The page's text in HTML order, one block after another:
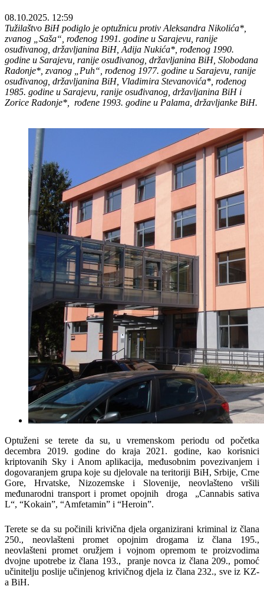
08.10.2025. 12:59
Tužilaštvo BiH podiglo je optužnicu protiv Aleksandra Nikolića*,
zvanog „Saša“, rođenog 1991. godine u Sarajevu, ranije
osuđivanog, državljanina BiH, Adija Nukića*, rođenog 1990.
godine u Sarajevu, ranije osuđivanog, državljanina BiH, Slobodana
Radonje*, zvanog „Puh“, rođenog 1977. godine u Sarajevu, ranije
osuđivanog, državljanina BiH, Vladimira Stevanovića*, rođenog
1985. godine u Sarajevu, ranije osuđivanog, državljanina BiH i
Zorice Radonje*, rođene 1993. godine u Palama, državljanke BiH.
Optuženi se terete da su, u vremenskom periodu od početka
decembra 2019. godine do kraja 2021. godine, kao korisnici
kriptovanih Sky i Anom aplikacija, međusobnim povezivanjem i
dogovaranjem grupa koje su djelovale na teritoriji BiH, Srbije, Crne
Gore, Hrvatske, Nizozemske i Slovenije, neovlašteno vršili
međunarodni transport i promet opojnih droga „Cannabis sativa
L“, “Kokain”, “Amfetamin” i “Heroin”.
Terete se da su počinili krivična djela organizirani kriminal iz člana
250., neovlašteni promet opojnim drogama iz člana 195.,
neovlašteni promet oružjem i vojnom opremom te proizvodima
dvojne upotrebe iz člana 193., pranje novca iz člana 209., pomoć
učinitelju poslije učinjenog krivičnog djela iz člana 232., sve iz KZ-
a BiH.